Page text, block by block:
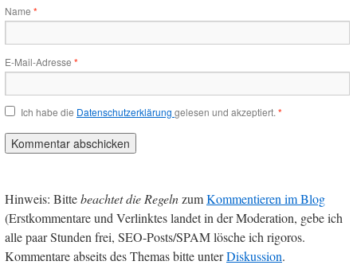
Name *
E-Mail-Adresse *
Ich habe die Datenschutzerklärung gelesen und akzeptiert. *
Hinweis: Bittebeachtet die RegelnzumKommentieren im Blog
(Erstkommentare und Verlinktes landet in der Moderation, gebe ich
alle paar Stunden frei, SEO-Posts/SPAM lösche ich rigoros.
Kommentare abseits des Themas bitte unterDiskussion.